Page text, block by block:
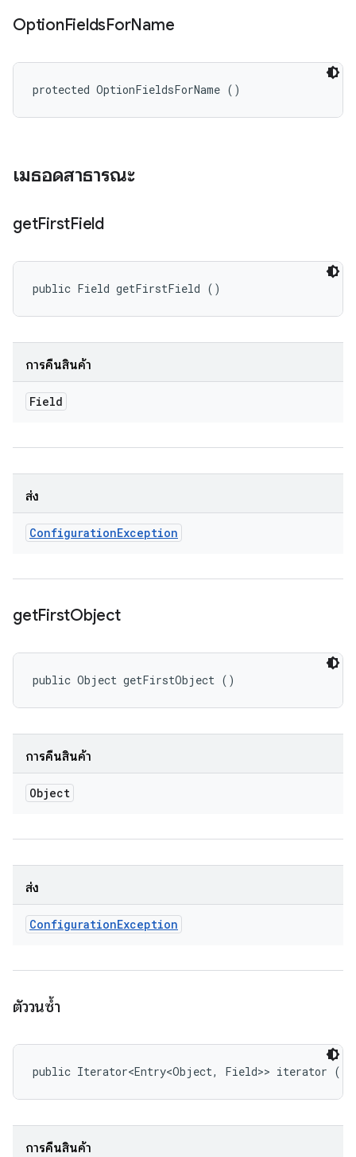
OptionFieldsForName
protected OptionFieldsForName ()
เมธอดสาธารณะ
getFirstField
public Field getFirstField ()
การคืนสินค้า
Field
ส่ง
ConfigurationException
getFirstObject
public Object getFirstObject ()
การคืนสินค้า
Object
ส่ง
ConfigurationException
ตัววนซ้ำ
public Iterator<Entry<Object, Field>> iterator ()
การคืนสินค้า